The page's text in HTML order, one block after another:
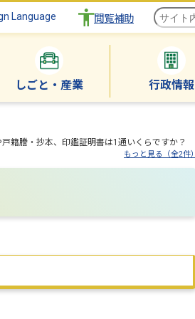
Language 閲覧補助
しごと・産業 行政情報
籍謄・抄本、印鑑証明書は1通いくらですか？
もっと見る（全2件）